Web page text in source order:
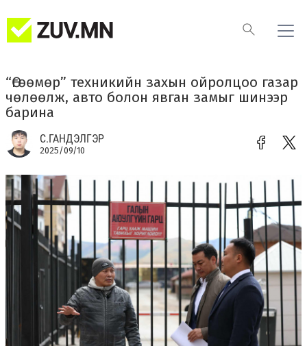
“Өгөөмөр” техникийн захын ойролцоо газар
чөлөөлж, авто болон явган замыг шинээр
барина
С.ГАНДЭЛГЭР
2025/09/10